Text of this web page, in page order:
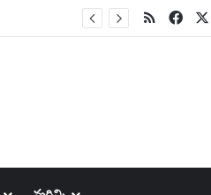
RSS